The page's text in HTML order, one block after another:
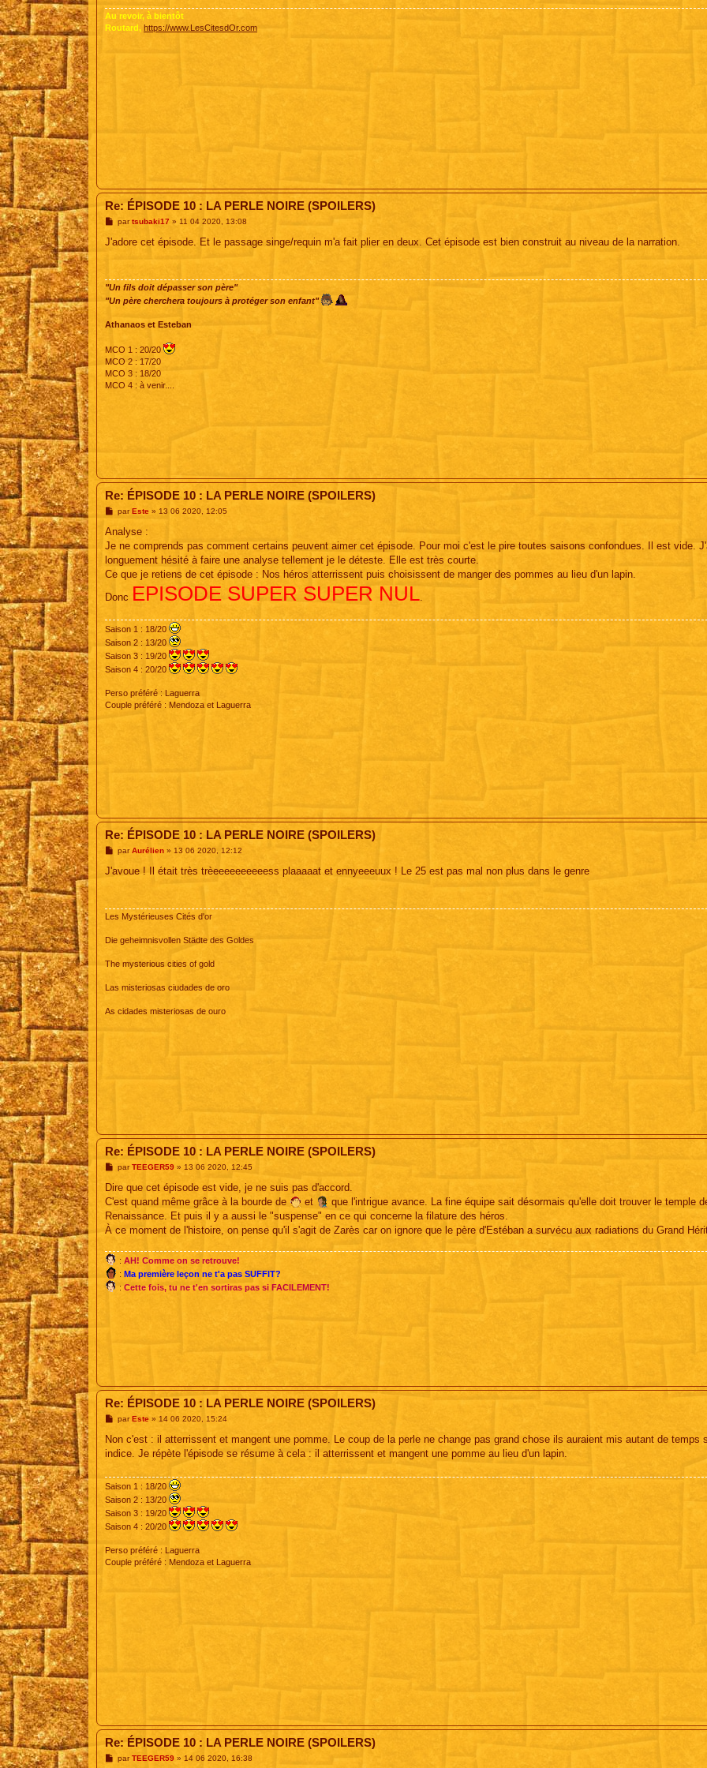
Au revoir, à bientôt
Routard, https://www.LesCitesdOr.com
Re: ÉPISODE 10 : LA PERLE NOIRE (SPOILERS)
M
s
partsubaki17» 11 04 2020, 13:08
J'adore cet épisode. Et le passage singe/requin m'a fait plier en deux. Cet épisode est bien construit au niveau de la narration.
"Un fils doit dépasser son père"
"Un père cherchera toujours à protéger son enfant"
Athanaos et Esteban
MCO 1 : 20/20
MCO 2 : 17/20
MCO 3 : 18/20
MCO 4 : à venir....
Re: ÉPISODE 10 : LA PERLE NOIRE (SPOILERS)
M
s
a
g
e
parEste» 13 06 2020, 12:05
Analyse :
Je ne comprends pas comment certains peuvent aimer cet épisode. Pour moi c'est le pire toutes saisons confondues. Il est vide.
longuement hésité à faire une analyse tellement je le déteste. Elle est très courte.
Ce que je retiens de cet épisode : Nos héros atterrissent puis choisissent de manger des pommes au lieu d'un lapin.
Donc EPISODE SUPER SUPER NUL
Saison 1 : 18/20
Saison 2 : 13/20
Saison 3 : 19/20
Saison 4 : 20/20
Perso préféré : Laguerra
Couple préféré : Mendoza et Laguerra
Re: ÉPISODE 10 : LA PERLE NOIRE (SPOILERS)
M
s
par Aurélien» 13 06 2020, 12:12
J'avoue ! Il était très trèeeeeeeeeeess plaaaaat et ennyeeeuux ! Le 25 est pas mal non plus dans le genre
Les Mystérieuses Cités d'or
Die geheimnisvollen Städte des Goldes
The mysterious cities of gold
Las misteriosas ciudades de oro
As cidades misteriosas de ouro
Re: ÉPISODE 10 : LA PERLE NOIRE (SPOILERS)
M
s
a
g
parTEEGER59» 13 06 2020, 12:45
Dire que cet épisode est vide, je ne suis pas d'accord.
C'est quand même grâce à la bourde de
et
que l'intrigue avance. La fine équipe sait désormais qu'elle doit trouver le temple
Renaissance. Et puis il y a aussi le "suspense" en ce qui concerne la filature des héros.
À ce moment de l'histoire, on pense qu'il s'agit de Zarès car on ignore que le père d'Estéban a survécu aux radiations du Grand
: AH! Comme on se retrouve!
: Ma première leçon ne t'a pas SUFFIT?
: Cette fois, tu ne t'en sortiras pas si FACILEMENT!
Re: ÉPISODE 10 : LA PERLE NOIRE (SPOILERS)
M
s
a
parEste» 14 06 2020, 15:24
Non c'est : il atterrissent et mangent une pomme. Le coup de la perle ne change pas grand chose ils auraient mis autant de temps
indice. Je répète l'épisode se résume à cela : il atterrissent et mangent une pomme au lieu d'un lapin.
Saison 1 : 18/20
Saison 2 : 13/20
Saison 3 : 19/20
Saison 4 : 20/20
Perso préféré : Laguerra
Couple préféré : Mendoza et Laguerra
Re: ÉPISODE 10 : LA PERLE NOIRE (SPOILERS)
Mpar TEEGER59» 14 06 2020, 16:38